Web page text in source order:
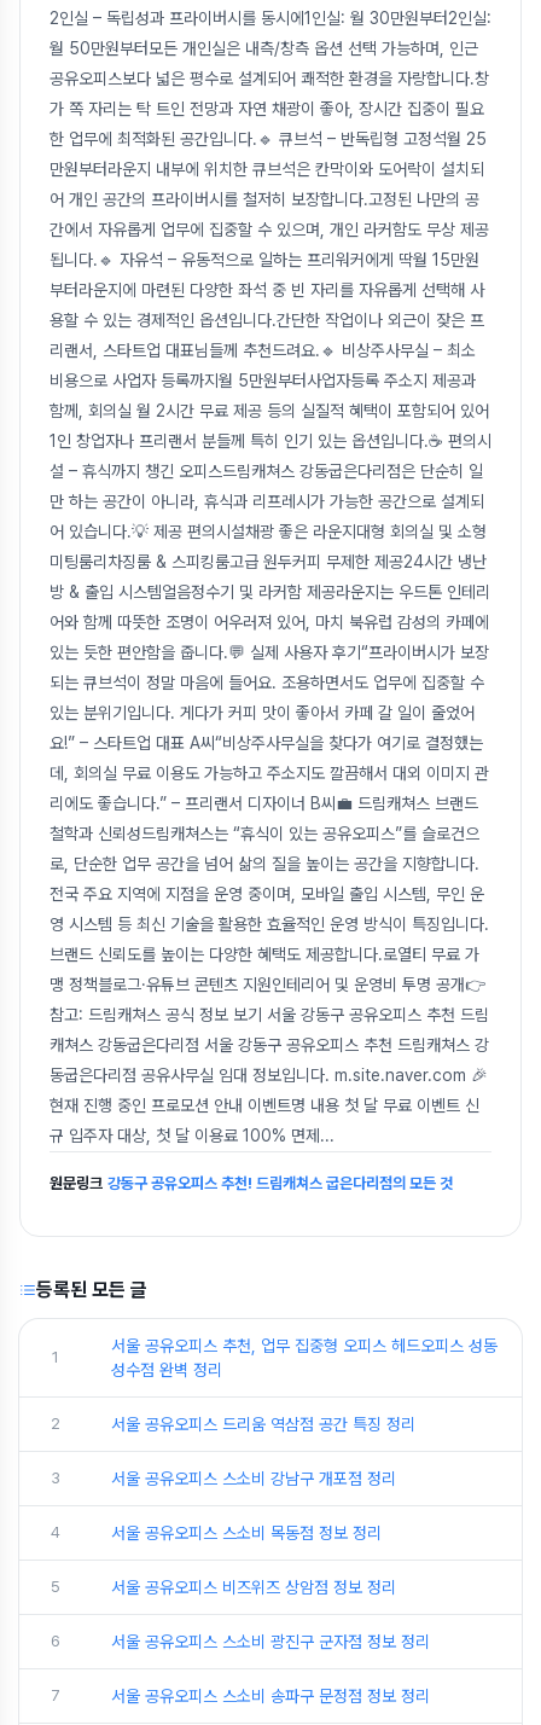
2인실 – 독립성과 프라이버시를 동시에1인실: 월 30만원부터2인실:
월 50만원부터모든 개인실은 내측/창측 옵션 선택 가능하며, 인근
공유오피스보다 넓은 평수로 설계되어 쾌적한 환경을 자랑합니다.창
가 쪽 자리는 탁 트인 전망과 자연 채광이 좋아, 장시간 집중이 필요
한 업무에 최적화된 공간입니다.🔹 큐브석 – 반독립형 고정석월 25
만원부터라운지 내부에 위치한 큐브석은 칸막이와 도어락이 설치되
어 개인 공간의 프라이버시를 철저히 보장합니다.고정된 나만의 공
간에서 자유롭게 업무에 집중할 수 있으며, 개인 라커함도 무상 제공
됩니다.🔹 자유석 – 유동적으로 일하는 프리워커에게 딱월 15만원
부터라운지에 마련된 다양한 좌석 중 빈 자리를 자유롭게 선택해 사
용할 수 있는 경제적인 옵션입니다.간단한 작업이나 외근이 잦은 프
리랜서, 스타트업 대표님들께 추천드려요.🔹 비상주사무실 – 최소
비용으로 사업자 등록까지월 5만원부터사업자등록 주소지 제공과
함께, 회의실 월 2시간 무료 제공 등의 실질적 혜택이 포함되어 있어
1인 창업자나 프리랜서 분들께 특히 인기 있는 옵션입니다.☕ 편의시
설 – 휴식까지 챙긴 오피스드림캐쳐스 강동굽은다리점은 단순히 일
만 하는 공간이 아니라, 휴식과 리프레시가 가능한 공간으로 설계되
어 있습니다.💡 제공 편의시설채광 좋은 라운지대형 회의실 및 소형
미팅룸리차징룸 & 스피킹룸고급 원두커피 무제한 제공24시간 냉난
방 & 출입 시스템얼음정수기 및 라커함 제공라운지는 우드톤 인테리
어와 함께 따뜻한 조명이 어우러져 있어, 마치 북유럽 감성의 카페에
있는 듯한 편안함을 줍니다.💬 실제 사용자 후기“프라이버시가 보장
되는 큐브석이 정말 마음에 들어요. 조용하면서도 업무에 집중할 수
있는 분위기입니다. 게다가 커피 맛이 좋아서 카페 갈 일이 줄었어
요!” – 스타트업 대표 A씨“비상주사무실을 찾다가 여기로 결정했는
데, 회의실 무료 이용도 가능하고 주소지도 깔끔해서 대외 이미지 관
리에도 좋습니다.” – 프리랜서 디자이너 B씨💼 드림캐쳐스 브랜드
철학과 신뢰성드림캐쳐스는 “휴식이 있는 공유오피스”를 슬로건으
로, 단순한 업무 공간을 넘어 삶의 질을 높이는 공간을 지향합니다.
전국 주요 지역에 지점을 운영 중이며, 모바일 출입 시스템, 무인 운
영 시스템 등 최신 기술을 활용한 효율적인 운영 방식이 특징입니다.
브랜드 신뢰도를 높이는 다양한 혜택도 제공합니다.로열티 무료 가
맹 정책블로그·유튜브 콘텐츠 지원인테리어 및 운영비 투명 공개👉
참고: 드림캐쳐스 공식 정보 보기 서울 강동구 공유오피스 추천 드림
캐쳐스 강동굽은다리점 서울 강동구 공유오피스 추천 드림캐쳐스 강
동굽은다리점 공유사무실 임대 정보입니다. m.site.naver.com 🎉
현재 진행 중인 프로모션 안내 이벤트명 내용 첫 달 무료 이벤트 신
규 입주자 대상, 첫 달 이용료 100% 면제 ...
원문링크 강동구 공유오피스 추천! 드림캐쳐스 굽은다리점의 모든 것
등록된 모든 글
1
서울 공유오피스 추천, 업무 집중형 오피스 헤드오피스 성동
성수점 완벽 정리
2 서울 공유오피스 드리움 역삼점 공간 특징 정리
3 서울 공유오피스 스소비 강남구 개포점 정리
4 서울 공유오피스 스소비 목동점 정보 정리
5 서울 공유오피스 비즈위즈 상암점 정보 정리
6 서울 공유오피스 스소비 광진구 군자점 정보 정리
7 서울 공유오피스 스소비 송파구 문정점 정보 정리